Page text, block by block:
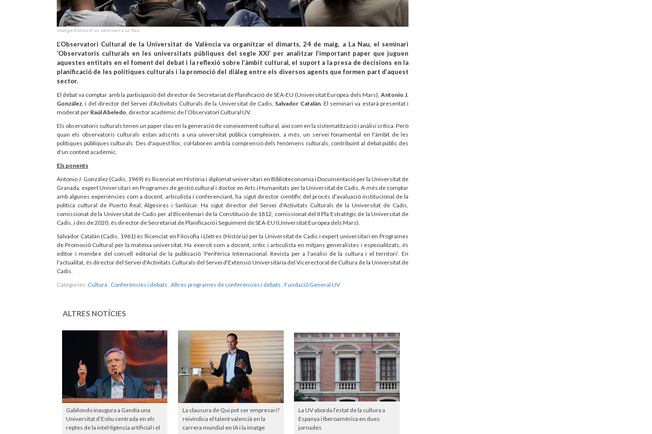
Imatge d'arxiu d'un seminari a La Nau
L’Observatori Cultural de la Universitat de València va organitzar el dimarts, 24 de maig, a La Nau, el seminari
‘Observatoris culturals en les universitats públiques del segle XXI’ per analitzar l’important paper que juguen
aquestes entitats en el foment del debat i la reflexió sobre l’àmbit cultural, el suport a la presa de decisions en la
planificació de les polítiques culturals i la promoció del diàleg entre els diversos agents que formen part d’aquest
sector.
El debat va comptar amb la participació del director de Secretariat de Planificació de SEA-EU (Universitat Europea dels Mars), Antonio J.
González , i del director del Servei d'Activitats Culturals de la Universitat de Cadis, Salvador Catalán. El seminari va estarà presentat i
moderat per Raúl Abeledo , director acadèmic de l’Observatori Cultural UV.
Els observatoris culturals tenen un paper clau en la generació de coneixement cultural, així com en la sistematització i anàlisi crítica. Però
quan els observatoris culturals estan adscrits a una universitat pública compleixen, a més, un servei fonamental en l'àmbit de les
polítiques públiques culturals. Des d'aquest lloc, col·laboren amb la comprensió dels fenòmens culturals, contribuint al debat públic des
d'un context acadèmic.
Els ponents
Antonio J. González (Cadis, 1969) és llicenciat en Història i diplomat universitari en Biblioteconomia i Documentació per la Universitat de
Granada, expert Universitari en Programes de gestió cultural i doctor en Arts i Humanitats per la Universitat de Cadis. A més de comptar
amb algunes experiències com a docent, articulista i conferenciant, ha sigut director científic del procés d'avaluació institucional de la
política cultural de Puerto Real, Algesires i Sanlúcar. Ha sigut director del Servei d'Activitats Culturals de la Universitat de Cadis,
comissionat de la Universitat de Cadis per al Bicentenari de la Constitució de 1812, comissionat del II Pla Estratègic de la Universitat de
Cadis, i des de 2020, és director de Secretariat de Planificació i Seguiment de SEA-EU (Universitat Europea dels Mars).
Salvador Catalán (Cadis, 1961) és llicenciat en Filosofia i Lletres (Història) per la Universitat de Cadis i expert universitari en Programes
de Promoció Cultural per la mateixa universitat. Ha exercit com a docent, crític i articulista en mitjans generalistes i especialitzats, és
editor i membre del consell editorial de la publicació ‘Perifèrica Internacional. Revista per a l'anàlisi de la cultura i el territori’. En
l'actualitat, és director del Servei d'Activitats Culturals del Servei d'Extensió Universitària del Vicerectorat de Cultura de la Universitat de
Cadis.
Categories: Cultura Conferències i debats Altres programes de conferències i debats Fundació General UV
ALTRES NOTÍCIES
Gabilondo inaugura a Gandia una
Universitat d’Estiu centrada en els
reptes de la intel·ligència artificial i el
La clausura de Qui pot ser empresari?
reivindica el talent valencià en la
carrera mundial en IA i la imatge
La UV aborda l’estat de la cultura a
Espanya i Iberoamèrica en dues
jornades